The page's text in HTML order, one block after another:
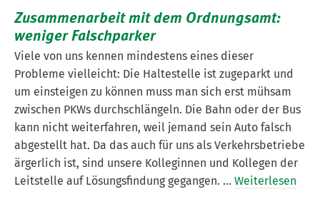
Zusammenarbeit mit dem Ordnungsamt:
weniger Falschparker
Viele von uns kennen mindestens eines dieser
Probleme vielleicht: Die Haltestelle ist zugeparkt und
um einsteigen zu können muss man sich erst mühsam
zwischen PKWs durchschlängeln. Die Bahn oder der Bus
kann nicht weiterfahren, weil jemand sein Auto falsch
abgestellt hat. Da das auch für uns als Verkehrsbetriebe
ärgerlich ist, sind unsere Kolleginnen und Kollegen der
Leitstelle auf Lösungsfindung gegangen. … Weiterlesen